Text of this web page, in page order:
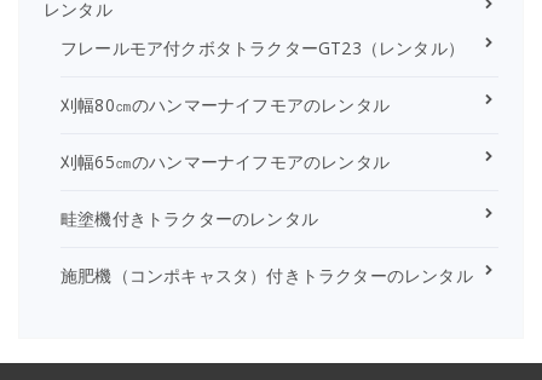
レンタル
フレールモア付クボタトラクターGT23（レンタル）
刈幅80㎝のハンマーナイフモアのレンタル
刈幅65㎝のハンマーナイフモアのレンタル
畦塗機付きトラクターのレンタル
施肥機（コンポキャスタ）付きトラクターのレンタル